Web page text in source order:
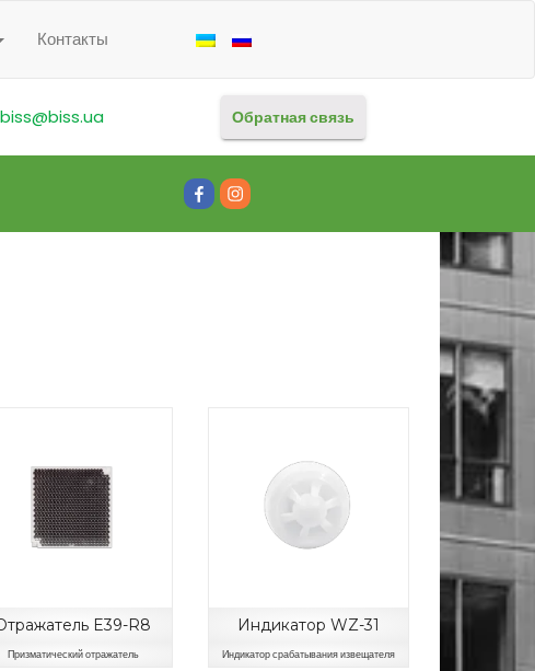
Контакты
biss@biss.ua Обратная связь
#80 #81
E39-R8
Призматический отражатель
Индикатор WZ-31
Индикатор срабатывания извещателя